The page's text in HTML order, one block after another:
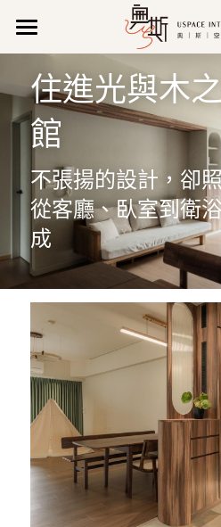
關 於 我 們
公司理念
新聞報導
影音專區
獲獎紀錄
專業執照
作品集
新成屋
商業空間
老屋翻新
輕裝潢
聯 絡 我 們
營業資訊
維修/售後服務
預約諮詢
搜索
07 971 0520
LINE諮詢
住進光與木
館
不張揚的設計，卻
從客廳、臥室到衛
成